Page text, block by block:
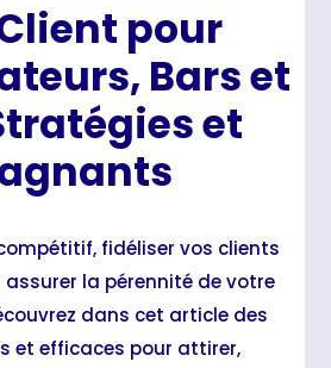
pour
Bars et
et
fidéliser vos clients
la pérennité de votre
dans cet article des
et efficaces pour attirer,